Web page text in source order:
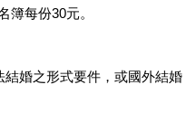
簿每份30元。
婚之形式要件，或國外結婚